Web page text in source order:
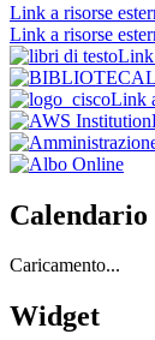
Link a risorse
Link a risorse
Link
Link
Calendario
Caricamento...
Widget